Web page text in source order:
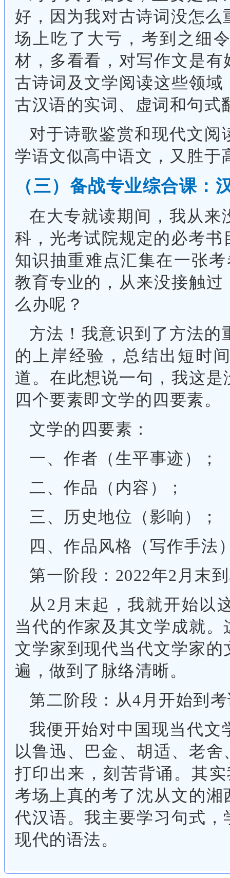
好，因为我对古诗词没怎
场上吃了大亏，考到之细
材，多看看，对写作文是
古诗词及文学阅读这些领
古汉语的实词、虚词和句式
对于诗歌鉴赏和现代文阅
学语文似高中语文，又胜于
（三）备战专业综合课：
在大专就读期间，我从来
科，光考试院规定的必考
知识抽重难点汇集在一张
教育专业的，从来没接触
么办呢？
方法！我意识到了方法的
的上岸经验，总结出短时
道。在此想说一句，我这
四个要素即文学的四要素。
文学的四要素：
一、作者（生平事迹）；
二、作品（内容）；
三、历史地位（影响）；
四、作品风格（写作手法
第一阶段：2022年2月末
从2月末起，我就开始以
当代的作家及其文学成就
文学家到现代当代文学家
遍，做到了脉络清晰。
第二阶段：从4月开始到
我便开始对中国现当代文
以鲁迅、巴金、胡适、老
打印出来，刻苦背诵。其
考场上真的考了沈从文的
代汉语。我主要学习句式
现代的语法。